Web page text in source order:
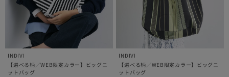
INDIVI
【選べる柄／WEB限定カラー】ビッグニ
ットバッグ
INDIVI
【選べる柄／WEB限定カラー】ビッグニ
ットバッグ